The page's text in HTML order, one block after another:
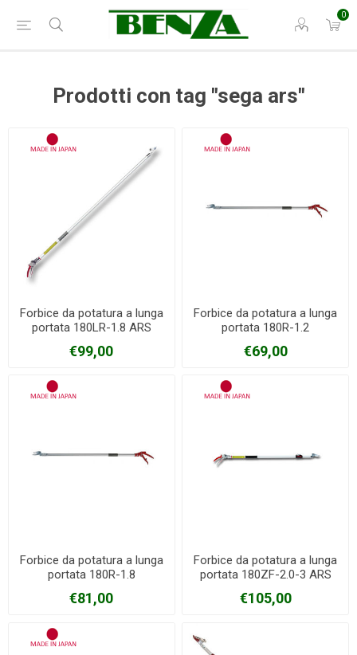
0
Prodotti con tag "sega ars"
Forbice da potatura a lunga
portata 180LR-1.8 ARS
€99,00
Forbice da potatura a lunga
portata 180R-1.2
€69,00
Forbice da potatura a lunga
portata 180R-1.8
€81,00
Forbice da potatura a lunga
portata 180ZF-2.0-3 ARS
€105,00